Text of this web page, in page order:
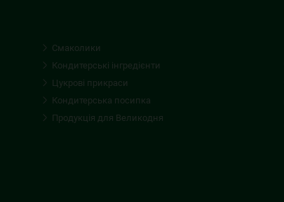
Смаколики
Кондитерські iнгредієнти
Цукрові прикраси
Кондитерська посипка
Продукція для Великодня